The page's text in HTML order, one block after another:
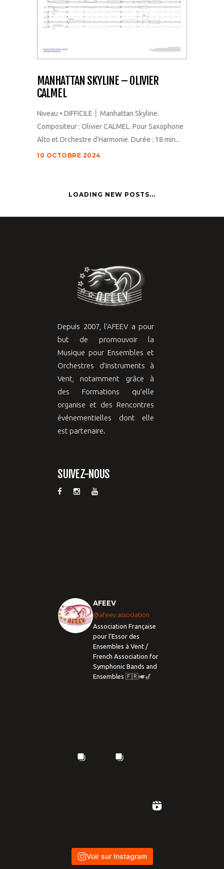
MANHATTAN SKYLINE – OLIVIER
CALMEL
Niveau • DIFFICILE │ Manhattan Skyline.
Compositeur : Olivier CALMEL. Pour Saxophone
Alto et Orchestre d'Harmonie. Durée : 18 min...
10 OCTOBRE 2024
LOADING NEW POSTS...
Depuis 2007, l’AFEEV a pour
but de promouvoir la
Musique pour Ensembles et
Orchestres d’instruments à
Vent, notamment grâce à
des Formations qu’elle
organise et des Rencontres
événementielles dont elle
est partenaire.
SUIVEZ-NOUS
AFEEV
@afeev.association
Association Française
pour l’Essor des
Ensembles à Vent /
French Association for
Symphonic Bands and
Ensembles 🇫🇷🎺🎷
Voir sur Instagram